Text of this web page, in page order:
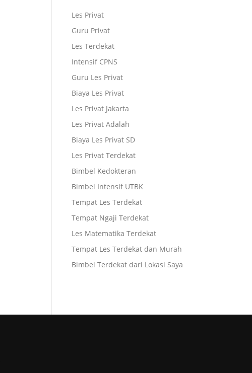
Les Privat
Guru Privat
Les Terdekat
Intensif CPNS
Guru Les Privat
Biaya Les Privat
Les Privat Jakarta
Les Privat Adalah
Biaya Les Privat SD
Les Privat Terdekat
Bimbel Kedokteran
Bimbel Intensif UTBK
Tempat Les Terdekat
Tempat Ngaji Terdekat
Les Matematika Terdekat
Tempat Les Terdekat dan Murah
Bimbel Terdekat dari Lokasi Saya